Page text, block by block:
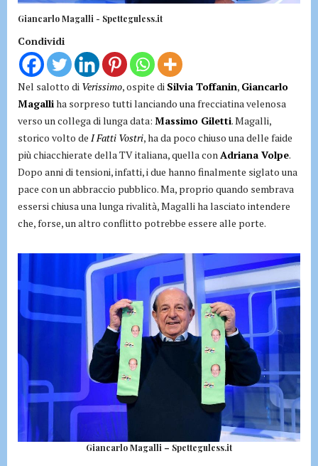
Giancarlo Magalli - Spetteguless.it
Condividi
Nel salotto di Verissimo, ospite di Silvia Toffanin, Giancarlo
Magalliha sorpreso tutti lanciando una frecciatina velenosa
verso un collega di lunga data: Massimo Giletti. Magalli,
storico volto de I Fatti Vostri, ha da poco chiuso una delle faide
più chiacchierate della TV italiana, quella conAdriana Volpe.
Dopo anni di tensioni, infatti, i due hanno finalmente siglato una
pace con un abbraccio pubblico. Ma, proprio quando sembrava
essersi chiusa una lunga rivalità, Magalli ha lasciato intendere
che, forse, un altro conflitto potrebbe essere alle porte.
Giancarlo Magalli – Spetteguless.it